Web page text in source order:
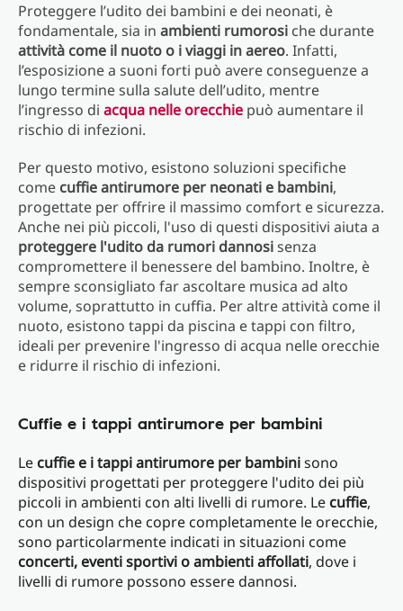
Proteggere l’udito dei bambini e dei neonati, è
fondamentale, sia in ambienti rumorosi che durante
attività come il nuoto o i viaggi in aereo. Infatti,
l’esposizione a suoni forti può avere conseguenze a
lungo termine sulla salute dell’udito, mentre
l’ingresso di acqua nelle orecchie può aumentare il
rischio di infezioni.
Per questo motivo, esistono soluzioni specifiche
come cuffie antirumore per neonati e bambini,
progettate per offrire il massimo comfort e sicurezza.
Anche nei più piccoli, l'uso di questi dispositivi aiuta a
proteggere l'udito da rumori dannosisenza
compromettere il benessere del bambino. Inoltre, è
sempre sconsigliato far ascoltare musica ad alto
volume, soprattutto in cuffia. Per altre attività come il
nuoto, esistono tappi da piscina e tappi con filtro,
ideali per prevenire l'ingresso di acqua nelle orecchie
e ridurre il rischio di infezioni.
Cuffie e i tappi antirumore per bambini
Le cuffie e i tappi antirumore per bambinisono
dispositivi progettati per proteggere l'udito dei più
piccoli in ambienti con alti livelli di rumore. Le cuffie,
con un design che copre completamente le orecchie,
sono particolarmente indicati in situazioni come
concerti, eventi sportivi o ambienti affollati, dove i
livelli di rumore possono essere dannosi.